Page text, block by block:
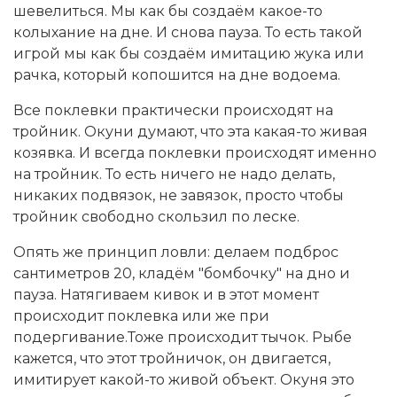
шевелиться. Мы как бы создаём какое-то
колыхание на дне. И снова пауза. То есть такой
игрой мы как бы создаём имитацию жука или
рачка, который копошится на дне водоема.
Все поклевки практически происходят на
тройник. Окуни думают, что эта какая-то живая
козявка. И всегда поклевки происходят именно
на тройник. То есть ничего не надо делать,
никаких подвязок, не завязок, просто чтобы
тройник свободно скользил по леске.
Опять же принцип ловли: делаем подброс
сантиметров 20, кладём "бомбочку" на дно и
пауза. Натягиваем кивок и в этот момент
происходит поклевка или же при
подергивание.Тоже происходит тычок. Рыбе
кажется, что этот тройничок, он двигается,
имитирует какой-то живой объект. Окуня это